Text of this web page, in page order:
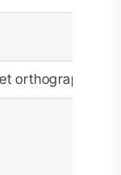
orthographiques